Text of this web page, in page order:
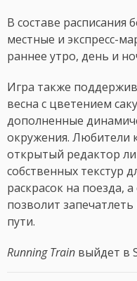
В составе расписания
местные и экспресс-
раннее утро, день и
Игра также
весна с цветением
дополненные
окружения. Любители
открытый редактор
собственных текстур
раскрасок на поезда,
позволит
пути.
Running Train выйдет в